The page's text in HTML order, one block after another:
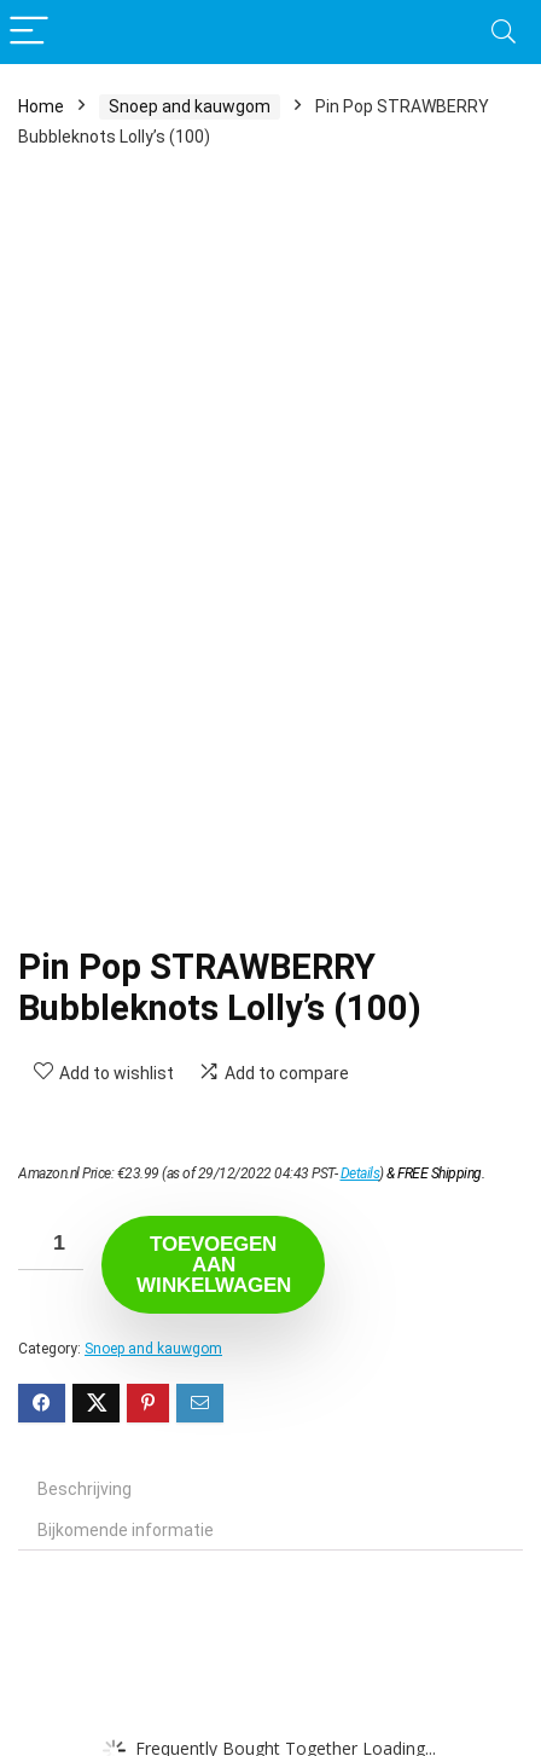
Home Snoep and kauwgom
Pin Pop STRAWBERRY
Bubbleknots Lolly’s (100)
Pin Pop STRAWBERRY
Bubbleknots Lolly’s (100)
Add to wishlist Add to compare
Amazon.nl Price:€23.99 (as of 29/12/2022 04:43 PST-Details)&FREE Shipping.
TOEVOEGEN
AAN
WINKELWAGEN
Category: Snoep and kauwgom
Beschrijving
Bijkomende informatie
Frequently Bought Together Loading...